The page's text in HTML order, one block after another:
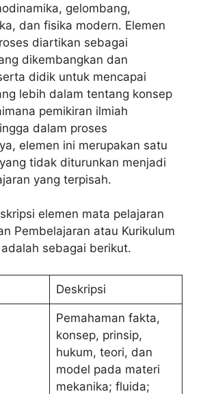
gelombang,
dan fisika modern. Elemen
diartikan sebagai
dikembangkan dan
didik untuk mencapai
lebih dalam tentang konsep
pemikiran ilmiah
dalam proses
elemen ini merupakan satu
tidak diturunkan menjadi
yang terpisah.
elemen mata pelajaran
Pembelajaran atau Kurikulum
sebagai berikut.
Deskripsi
Pemahaman fakta,
konsep, prinsip,
hukum, teori, dan
model pada materi
mekanika; fluida;